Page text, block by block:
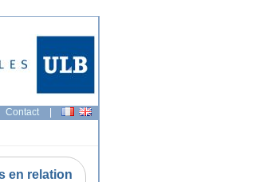
Contact |
en relation